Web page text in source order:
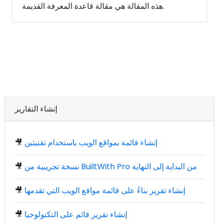
هذه المقالة هي مقالة قاعدة المعرفة القديمة.
إنشاء التقارير
🎥 إنشاء قائمة بمواقع الويب باستخدام تقنيتين
🎥 نسخة تجريبية من BuiltWith Pro من البداية إلى النهاية
🎥 إنشاء تقرير بناءً على قائمة مواقع الويب التي تقدمها
🎥 إنشاء تقرير قائم على التكنولوجيا